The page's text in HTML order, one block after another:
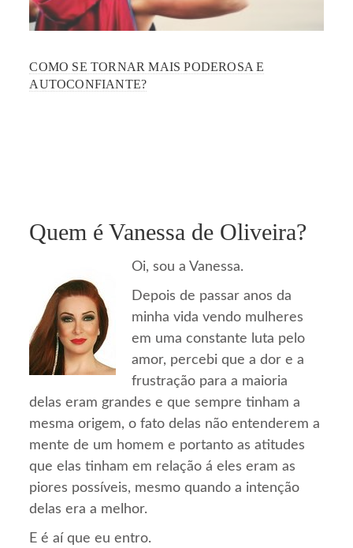
COMO SE TORNAR MAIS PODEROSA E
AUTOCONFIANTE?
Quem é Vanessa de Oliveira?
Oi, sou a Vanessa.
Depois de passar anos da
minha vida vendo mulheres
em uma constante luta pelo
amor, percebi que a dor e a
frustração para a maioria
delas eram grandes e que sempre tinham a
mesma origem, o fato delas não entenderem a
mente de um homem e portanto as atitudes
que elas tinham em relação á eles eram as
piores possíveis, mesmo quando a intenção
delas era a melhor.
E é aí que eu entro.